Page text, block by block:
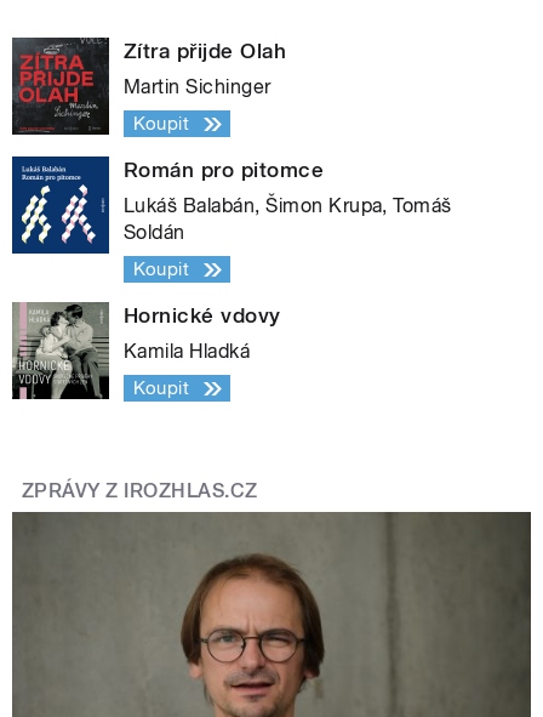
Zítra přijde Olah
Martin Sichinger
Koupit
Román pro pitomce
Lukáš Balabán, Šimon Krupa, Tomáš
Soldán
Koupit
Hornické vdovy
Kamila Hladká
Koupit
ZPRÁVY Z IROZHLAS.CZ